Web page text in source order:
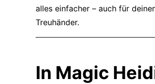
alles einfacher – auch für
Treuhänder.
In Magic